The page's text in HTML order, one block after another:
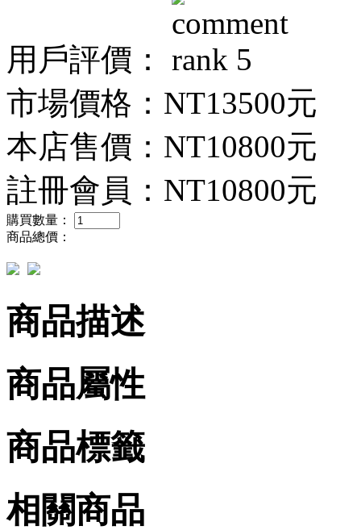
用戶評價：
市場價格： NT13500元
本店售價： NT10800元
註冊會員： NT10800元
購買數量：
商品總價：
商品描述
商品屬性
商品標籤
相關商品